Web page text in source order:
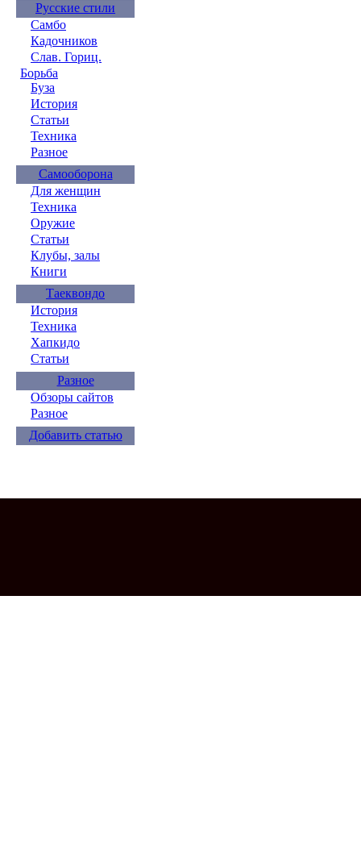
Русские стили
Самбо
Кадочников
Слав. Гориц.
Борьба
Буза
История
Статьи
Техника
Разное
Самооборона
Для женщин
Техника
Оружие
Статьи
Клубы, залы
Книги
Таеквондо
История
Техника
Хапкидо
Статьи
Разное
Обзоры сайтов
Разное
Добавить статью